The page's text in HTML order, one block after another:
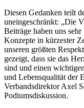
Diesen Gedanken teilt
uneingeschränkt: „Die
Beiträge haben uns
Konzepte in kürzester
unseren größten
gezeigt, dass sie das
sind und einen
und Lebensqualität der
Verbandsdirektor Axel
Podiumsdiskussion.